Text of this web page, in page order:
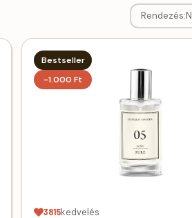
Rendezés:
Bestseller
-1.000 Ft
3815kedvelés